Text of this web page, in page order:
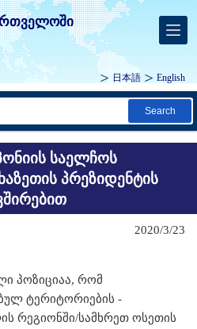
日本語 English
Search
საელჩოს
პრეზიდენტის
2020/3/23
პოზიციაა, რომ
ტერიტორიების -
რეგიონში/სამხრეთ ოსეთის